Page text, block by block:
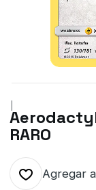
|
RARO
Agregar